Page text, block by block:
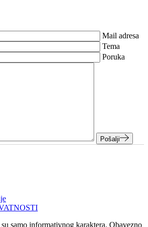
Mail adresa
Tema
Poruka
Pošalji
samo informativnog karaktera. Obavezno